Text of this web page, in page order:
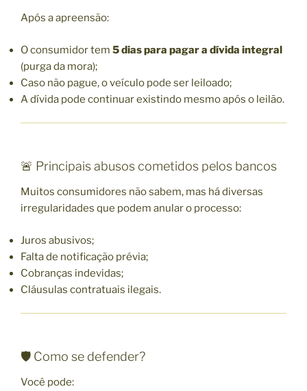
Após a apreensão:
O consumidor tem 5 dias para pagar a dívida integral
(purga da mora);
Caso não pague, o veículo pode ser leiloado;
A dívida pode continuar existindo mesmo após o leilão.
🚨 Principais abusos cometidos pelos bancos
Muitos consumidores não sabem, mas há diversas
irregularidades que podem anular o processo:
Juros abusivos;
Falta de notificação prévia;
Cobranças indevidas;
Cláusulas contratuais ilegais.
🛡️ Como se defender?
Você pode: